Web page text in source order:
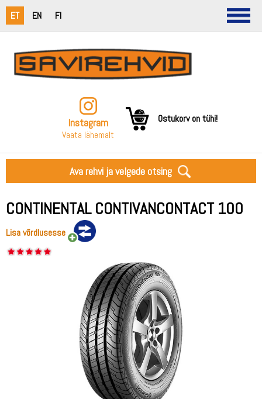
ET EN FI
Instagram
Vaata lähemalt
Ostukorv on tühi!
Ava rehvi ja velgede otsing
CONTINENTAL CONTIVANCONTACT 100
Lisa võrdlusesse